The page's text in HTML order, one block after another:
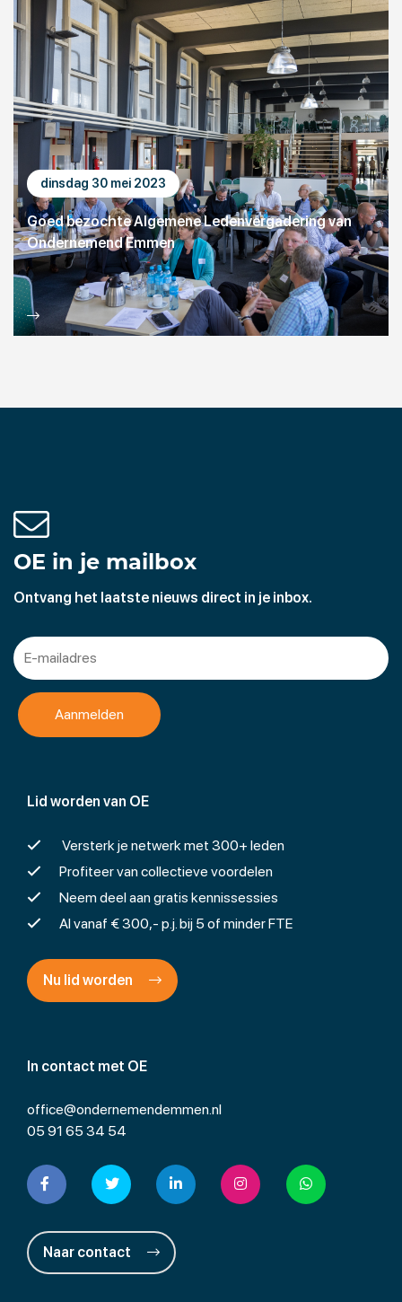
dinsdag 30 mei 2023
Goed bezochte Algemene Ledenvergadering van
Ondernemend Emmen
In contact met OE
office@ondernemendemmen.nl
05 91 65 34 54
Naar contact
Lid worden van OE
Versterk je netwerk met 300+ leden
Profiteer van collectieve voordelen
Neem deel aan gratis kennissessies
Al vanaf € 300,- p.j. bij 5 of minder FTE
Nu lid worden
OE in je mailbox
Ontvang het laatste nieuws direct in je inbox.